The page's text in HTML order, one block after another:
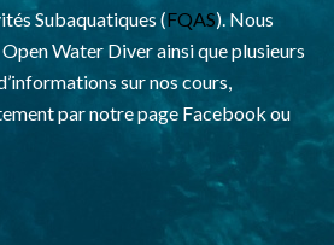
Subaquatiques (FQAS). Nous
Water Diver ainsi que plusieurs
sur nos cours,
par notre page Facebook ou